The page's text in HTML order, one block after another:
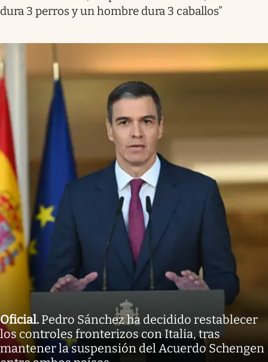
dura 3 perros y un hombre dura 3 caballos”
Oficial. Pedro Sánchez ha decidido restablecer
los controles fronterizos con Italia, tras
mantener la suspensión del Acuerdo Schengen